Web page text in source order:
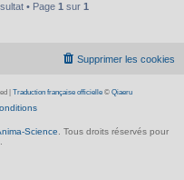
• Page 1 sur 1
Supprimer les cookies
Traduction française officielle© Qiaeru
Science. Tous droits réservés pour